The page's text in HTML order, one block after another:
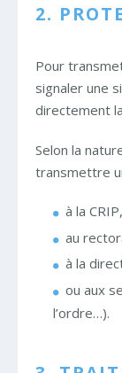
2.
Pour
signaler une
directement
Selon la
transmettre
à la CRIP,
au
à la
ou aux
l’ordre…).